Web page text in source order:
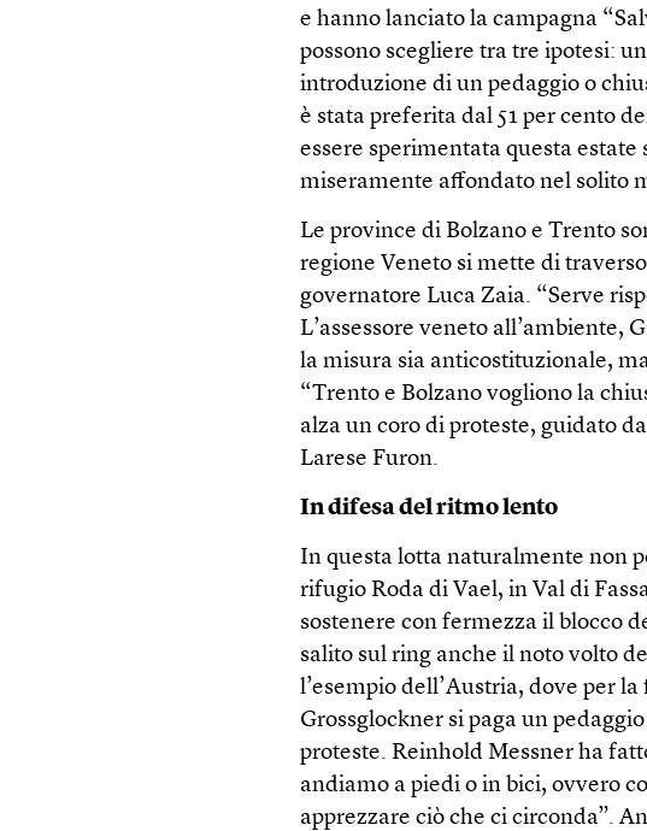
e hanno lanciato la campagna
possono scegliere tra tre ipotesi:
introduzione di un pedaggio o
è stata preferita dal 51 per cento
essere sperimentata questa
miseramente affondato nel solito
Le province di Bolzano e Trento
regione Veneto si mette di
governatore Luca Zaia. “Serve
L’assessore veneto all’ambiente,
la misura sia anticostituzionale,
“Trento e Bolzano vogliono la
alza un coro di proteste, guidato
Larese Furon.
In difesa del ritmo lento
In questa lotta naturalmente non
rifugio Roda di Vael, in Val di
sostenere con fermezza il blocco
salito sul ring anche il noto volto
l’esempio dell’Austria, dove per
Grossglockner si paga un
proteste. Reinhold Messner ha
andiamo a piedi o in bici, ovvero
apprezzare ciò che ci circonda”.